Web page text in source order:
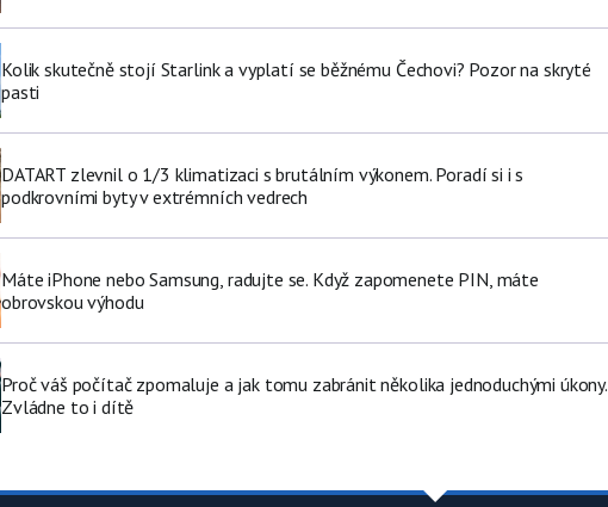
Kolik skutečně stojí Starlink a vyplatí se běžnému Čechovi? Pozor na skryté
pasti
DATART zlevnil o 1/3 klimatizaci s brutálním výkonem. Poradí si i s
podkrovními byty v extrémních vedrech
Máte iPhone nebo Samsung, radujte se. Když zapomenete PIN, máte
obrovskou výhodu
Proč váš počítač zpomaluje a jak tomu zabránit několika jednoduchými úkony.
Zvládne to i dítě